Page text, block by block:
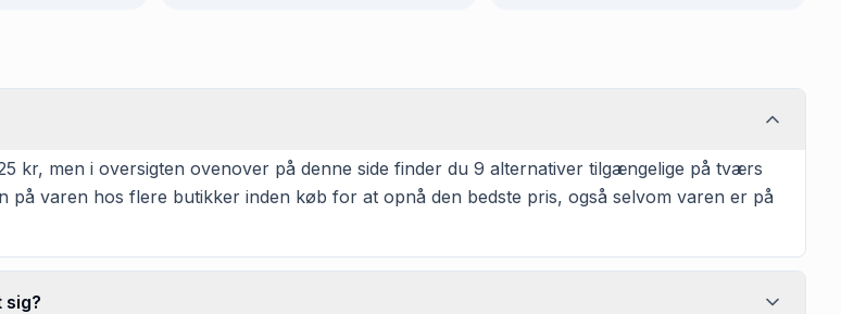
kr, men i oversigten ovenover på denne side finder du 9 alternativer tilgængelige på tværs
på varen hos flere butikker inden køb for at opnå den bedste pris, også selvom varen er på
sig?